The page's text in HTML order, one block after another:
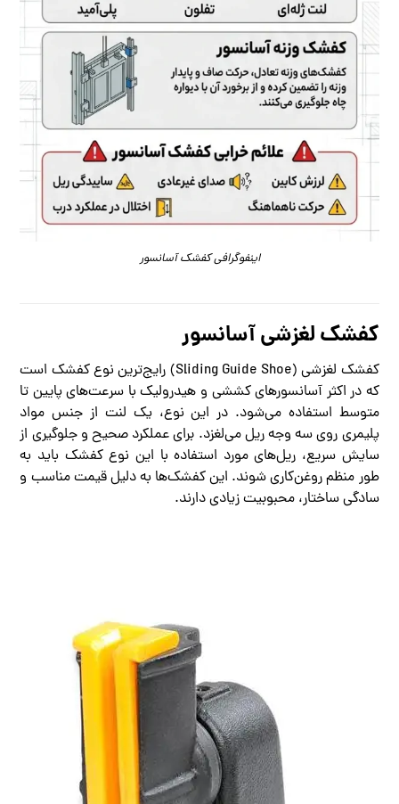
اینفوگرافی کفشک آسانسور
کفشک لغزشی آسانسور
کفشک لغزشی (Sliding Guide Shoe) رایج‌ترین نوع کفشک است
که در اکثر آسانسورهای کششی و هیدرولیک با سرعت‌های پایین تا
متوسط استفاده می‌شود. در این نوع، یک لنت از جنس مواد
پلیمری روی سه وجه ریل می‌لغزد. برای عملکرد صحیح و جلوگیری از
سایش سریع، ریل‌های مورد استفاده با این نوع کفشک باید به
طور منظم روغن‌کاری شوند. این کفشک‌ها به دلیل قیمت مناسب و
سادگی ساختار، محبوبیت زیادی دارند.